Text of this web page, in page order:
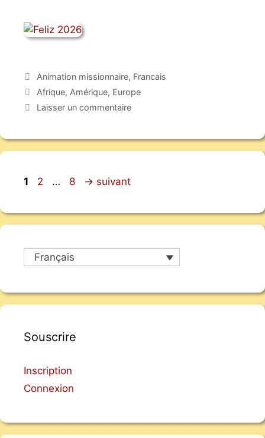
Animation missionnaire, Francais
Afrique, Amérique, Europe
Laisser un commentaire
1 2 … 8 → suivant
Français
Souscrire
Inscription
Connexion